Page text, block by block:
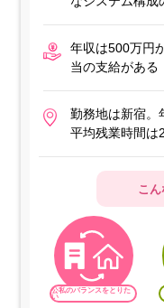
年収は500万円
当の支給がある
勤務地は新宿。
平均残業時間は
こん
公私のバランスをとりた
い